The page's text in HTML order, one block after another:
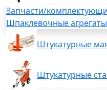
Запчасти/
Шпаклевочные агрегаты
Штукатурные
Штукатурные